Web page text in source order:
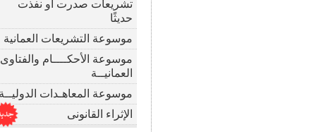
تشريعات صدرت أو نفذت
حديثًا
موسوعة التشريعات العمانية
موسوعة الأحكــــام والفتاوى
العمانيــة
موسوعة المعاهـدات الدوليــة
الإثراء القانونى